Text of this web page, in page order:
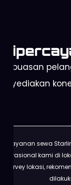
Kepuasan
Layanan sewa
operasional kami di
survey lokasi,